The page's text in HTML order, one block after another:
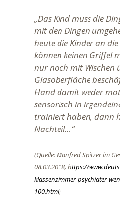
„Das Kind muss die
mit den Dingen
heute die Kinder an
können keinen Griffel
nur noch mit Wischen
Glasoberfläche
Hand damit weder
sensorisch in
trainiert haben, dann
Nachteil…“
(Quelle: Manfred Spitzer im
08.03.2018, https://
klassenzimmer-psychiater-
100.html)